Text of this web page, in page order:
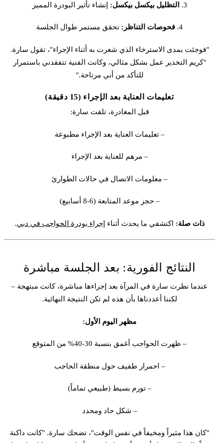
3. التظليل بيكسل بيكسل: إنشاء تأثير البودرة المميز
4. فحوصات التناظر: تحقق مستمر طوال الجلسة
"فوجئت بمدى الاسترخاء الذي شعرت به أثناء الإجراء"، تقول سارة.
"كريم التخدير عمل بشكل مثالي، وكانت الفنية تتفقدني باستمرار
للتأكد من أني مرتاحة."
تعليمات العناية بعد الإجراء (15 دقيقة)
قبل المغادرة، تلقت سارة:
– تعليمات العناية بعد الإجراء مطبوعة
– مرهم للعناية بعد الإجراء
– معلومات الاتصال في حالات الطوارئ
– حجز موعد المتابعة (6-8 أسابيع)
ذات صلة: اكتشفي ما يحدث أثناء إجراء بودرة الحواجب في دبي.
النتائج الفورية: بعد الجلسة مباشرة
عندما نظرت سارة في المرآة بعد إجراءها مباشرة، كانت مبتهجة –
لكننا أعددناها بأن هذه لم تكن النتيجة النهائية.
مظهر اليوم الأول:
– ظهرت الحواجب أغمق بنسبة 30-40% من المتوقع
– احمرار طفيف حول منطقة الحاجب
– تورم بسيط (طبيعي تماماً)
– شكل حاد ومحدد
"كان هذا مثيراً ومخيفاً في نفس الوقت"، تضحك سارة. "كانت داكنة